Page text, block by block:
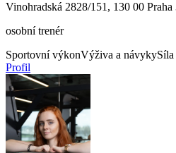
Vinohradská 2828/151, 130 00
osobní trenér
Sportovní výkonVýživa a návyky
Profil